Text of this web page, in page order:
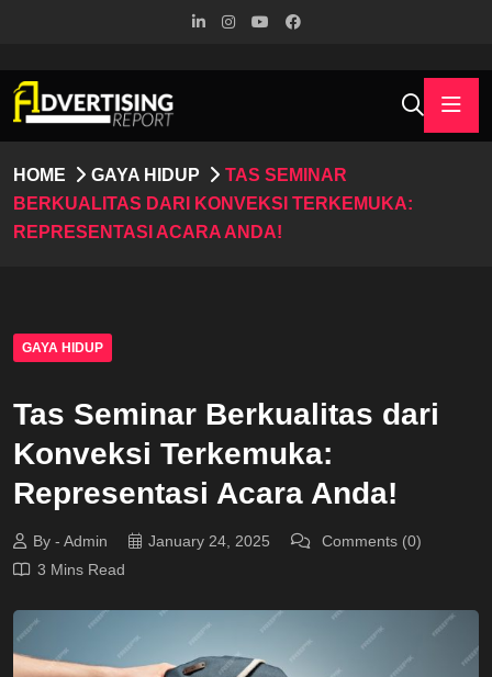
HOME GAYA HIDUP
TAS SEMINAR
BERKUALITAS DARI KONVEKSI TERKEMUKA:
REPRESENTASI ACARA ANDA!
GAYA HIDUP
Tas Seminar Berkualitas dari
Konveksi Terkemuka:
Representasi Acara Anda!
By - Admin January 24, 2025
Comments (0)
3 Mins Read